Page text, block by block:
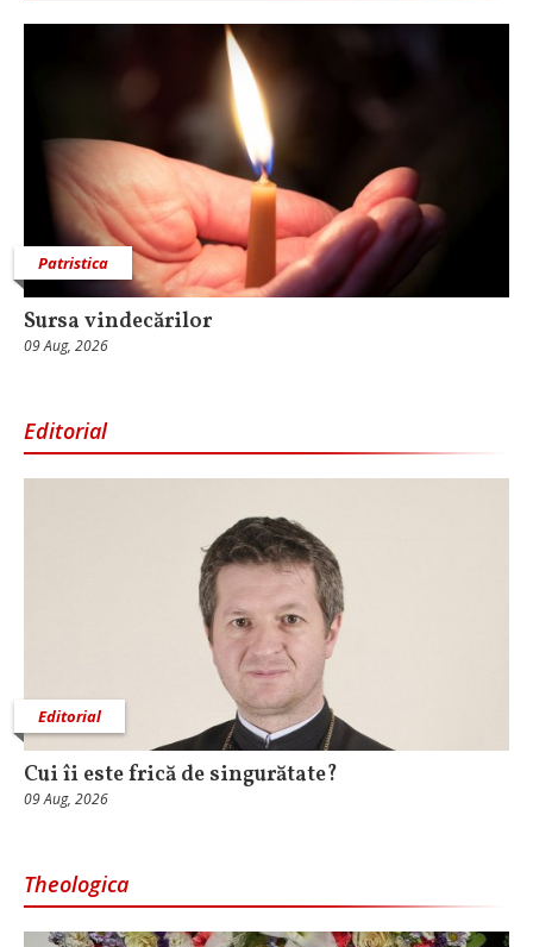
Patristica
Sursa vindecărilor
09 Aug, 2026
Editorial
Editorial
Cui îi este frică de singurătate?
09 Aug, 2026
Theologica